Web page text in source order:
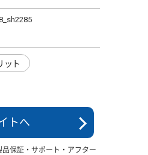
ット
トへ
保証・サポート・アフター